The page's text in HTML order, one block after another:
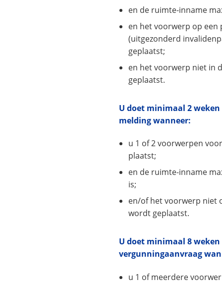
en de ruimte-inname
en het voorwerp op een
(uitgezonderd
geplaatst;
en het voorwerp niet in
geplaatst.
U doet minimaal 2
melding wanneer:
u 1 of 2 voorwerpen
plaatst;
en de ruimte-inname
is;
en/of het voorwerp niet
wordt geplaatst.
U doet minimaal 8
vergunningaanvraag
u 1 of meerdere